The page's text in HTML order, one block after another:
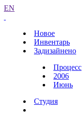
EN
Новое
Инвентарь
Задизайнено
Процесс
2006
Июнь
Студия